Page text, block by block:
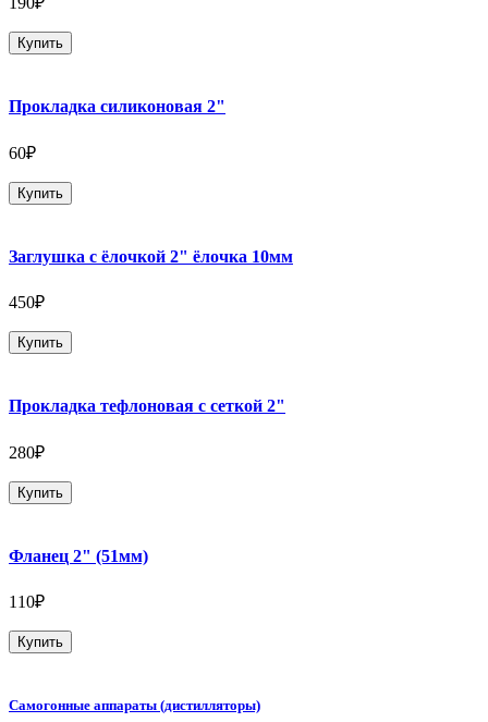
Купить
Прокладка силиконовая 2"
60₽
Купить
Заглушка с ёлочкой 2" ёлочка 10мм
450₽
Купить
Прокладка тефлоновая с сеткой 2"
280₽
Купить
Фланец 2" (51мм)
110₽
Купить
Самогонные аппараты (дистилляторы)